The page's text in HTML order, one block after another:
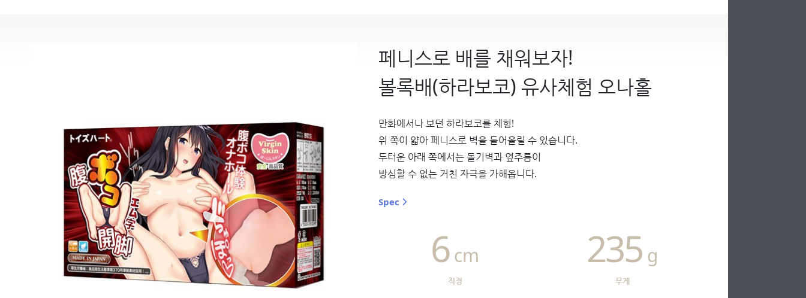
페니스로 배를 채워보자!
볼록배(하라보코) 유사체험 오나홀
만화에서나 보던 하라보코를 체험!
위 쪽이 얇아 페니스로 벽을 들어올릴 수 있습니다.
두터운 아래 쪽에서는 돌기벽과 옆주름이
방심할 수 없는 거친 자극을 가해옵니다.
Spec
직경
6 cm
무게
235 g